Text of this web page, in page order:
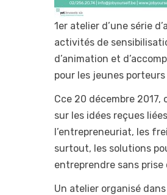
1er atelier d’une série
activités de
d’animation et
pour les jeunes
Cce 20 décembre 2017,
sur les idées reçues
l’entrepreneuriat, les
surtout, les solutions
entreprendre sans prise
Un atelier organisé